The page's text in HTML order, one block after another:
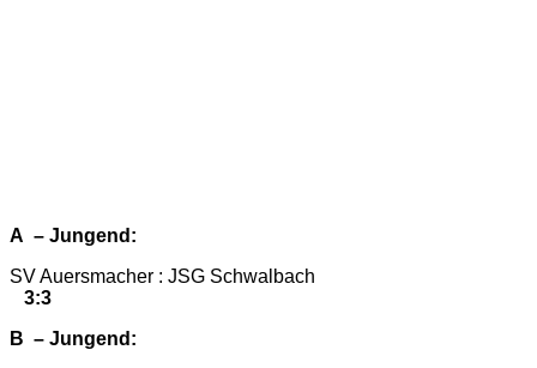
A – Jungend:
SV Auersmacher : JSG Schwalbach
3:3
B – Jungend: